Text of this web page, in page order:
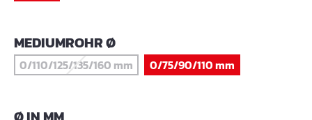
MEDIUMROHR ØAUSWÄHLEN
0/110/125/135/160 mm(Diese Option ist zurzeit nicht verfügbar.)
0/75/90/110 mm
AUSWÄHLEN